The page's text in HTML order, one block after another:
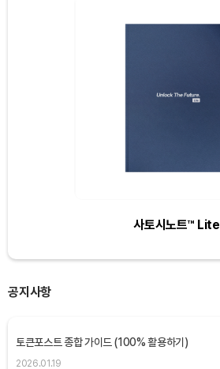
사토시노트™ Lite
공지사항
토큰포스트 종합 가이드 (100% 활용하기)
2026.01.19